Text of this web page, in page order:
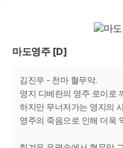
마도영주 [D]
김진우 - 천마 혈무악.
영지 디베란의 영주 로이로
하지만 무너저가는 영지의
영주의 죽음으로 인해 더욱